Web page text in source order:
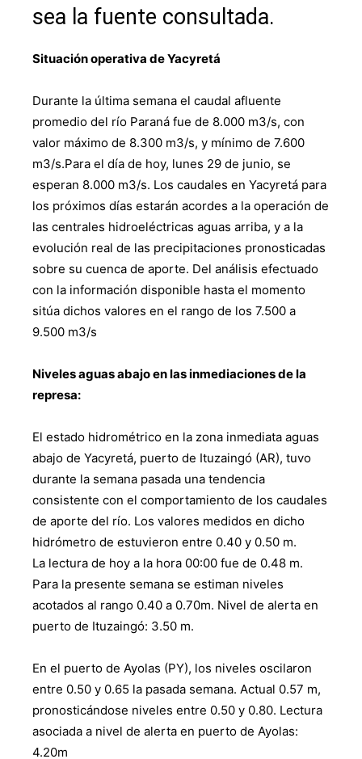
sea la fuente consultada.
Situación operativa de Yacyretá
Durante la última semana el caudal afluente
promedio del río Paraná fue de 8.000 m3/s, con
valor máximo de 8.300 m3/s, y mínimo de 7.600
m3/s.Para el día de hoy, lunes 29 de junio, se
esperan 8.000 m3/s. Los caudales en Yacyretá para
los próximos días estarán acordes a la operación de
las centrales hidroeléctricas aguas arriba, y a la
evolución real de las precipitaciones pronosticadas
sobre su cuenca de aporte. Del análisis efectuado
con la información disponible hasta el momento
sitúa dichos valores en el rango de los 7.500 a
9.500 m3/s
Niveles aguas abajo en las inmediaciones de la
represa:
El estado hidrométrico en la zona inmediata aguas
abajo de Yacyretá, puerto de Ituzaingó (AR), tuvo
durante la semana pasada una tendencia
consistente con el comportamiento de los caudales
de aporte del río. Los valores medidos en dicho
hidrómetro de estuvieron entre 0.40 y 0.50 m.
La lectura de hoy a la hora 00:00 fue de 0.48 m.
Para la presente semana se estiman niveles
acotados al rango 0.40 a 0.70m. Nivel de alerta en
puerto de Ituzaingó: 3.50 m.
En el puerto de Ayolas (PY), los niveles oscilaron
entre 0.50 y 0.65 la pasada semana. Actual 0.57 m,
pronosticándose niveles entre 0.50 y 0.80. Lectura
asociada a nivel de alerta en puerto de Ayolas:
4.20m